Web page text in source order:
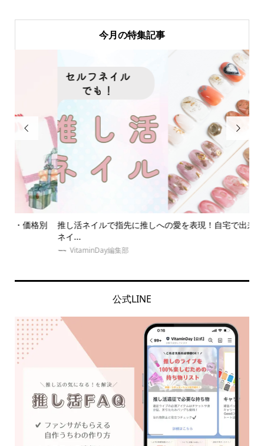
今月の特集記事

推し活ネイルで指先に推しへの愛を表現！自宅で出来るセルフ
VitaminDay編集部

公式LINE